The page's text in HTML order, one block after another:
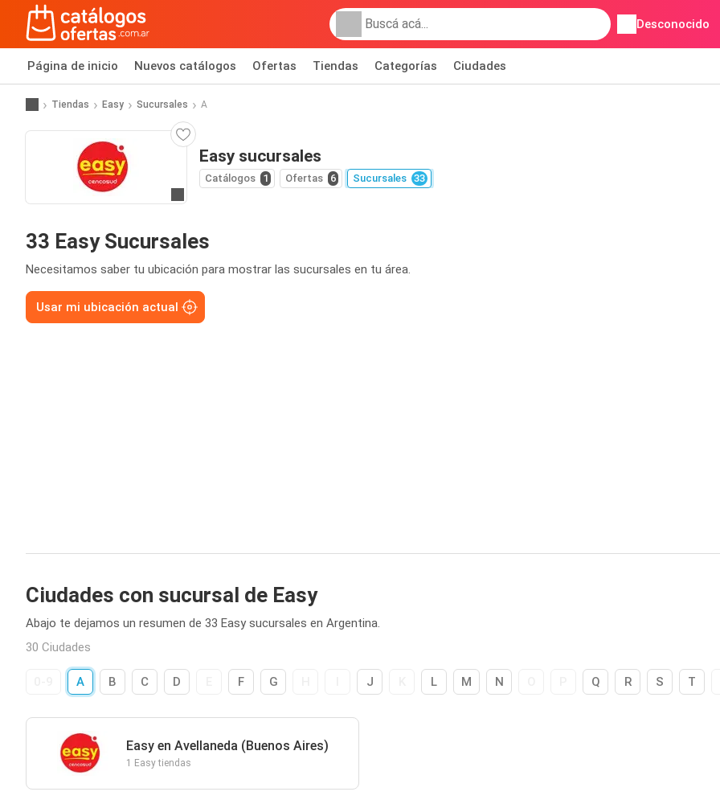
Desconocido
Página de inicio Nuevos catálogos Ofertas Tiendas Categorías Ciudades
Tiendas Easy Sucursales A
Easy sucursales
Catálogos 1 Ofertas 6 Sucursales 33
33 Easy Sucursales
Necesitamos saber tu ubicación para mostrar las sucursales en tu área.
Usar mi ubicación actual
Ciudades con sucursal de Easy
Abajo te dejamos un resumen de 33 Easy sucursales en Argentina.
30 Ciudades
A B C D F G J L M N Q R S T
Easy en Avellaneda (Buenos Aires)
1 Easy tiendas